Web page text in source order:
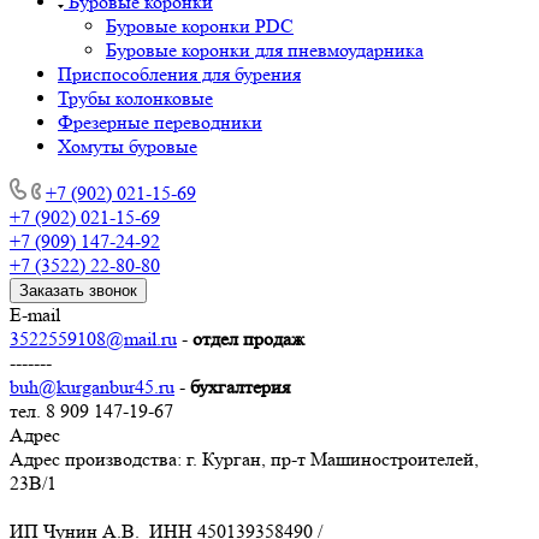
Буровые коронки PDC
Буровые коронки для пневмоударника
Приспособления для бурения
Трубы колонковые
Фрезерные переводники
Хомуты буровые
+7 (902) 021-15-69
+7 (902) 021-15-69
+7 (909) 147-24-92
+7 (3522) 22-80-80
Заказать звонок
E-mail
3522559108@mail.ru - отдел продаж
-------
buh@kurganbur45.ru - бухгалтерия
тел. 8 909 147-19-67
Адрес
Адрес производства: г. Курган, пр-т Машиностроителей,
23В/1
ИП Чунин А.В. ИНН 450139358490 /